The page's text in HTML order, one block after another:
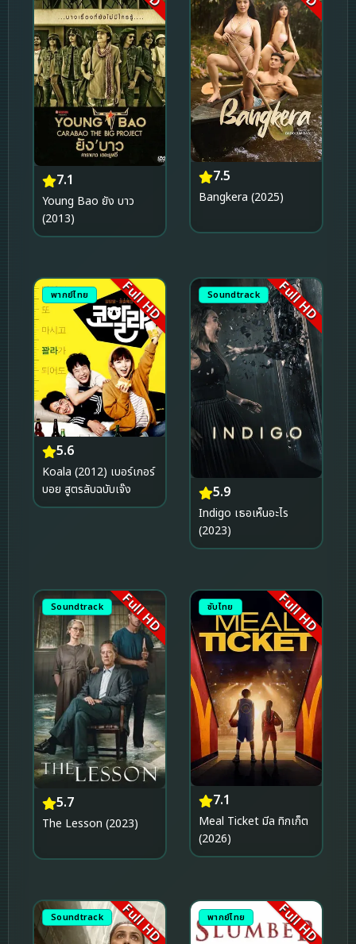
7.1
Young Bao ยัง บาว
(2013)
7.5
Bangkera (2025)
พากย์ไทย Full HD
5.6
Koala (2012) เบอร์เกอร์
บอย สูตรลับฉบับเจ๊ง
Soundtrack Full HD
5.9
Indigo เธอเห็นอะไร
(2023)
Soundtrack Full HD
5.7
The Lesson (2023)
ซับไทย Full HD
7.1
Meal Ticket มีล ทิกเก็ต
(2026)
Soundtrack Full HD พากย์ไทย Full HD